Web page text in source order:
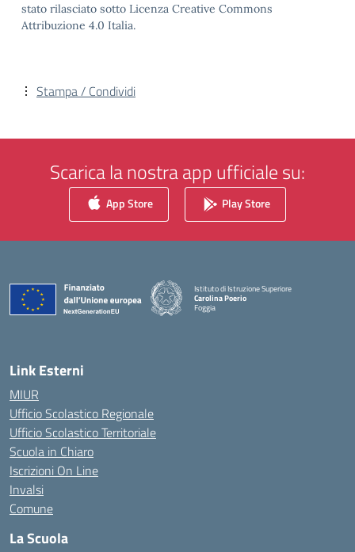
stato rilasciato sotto Licenza Creative Commons
Attribuzione 4.0 Italia.
Stampa / Condividi
Scarica la nostra app ufficiale su:
App Store Play Store
Istituto di Istruzione Superiore
Carolina Poerio
Foggia
— Visita la pagina iniziale della scuola
Link Esterni
MIUR
Ufficio Scolastico Regionale
Ufficio Scolastico Territoriale
Scuola in Chiaro
Iscrizioni On Line
Invalsi
Comune
La Scuola